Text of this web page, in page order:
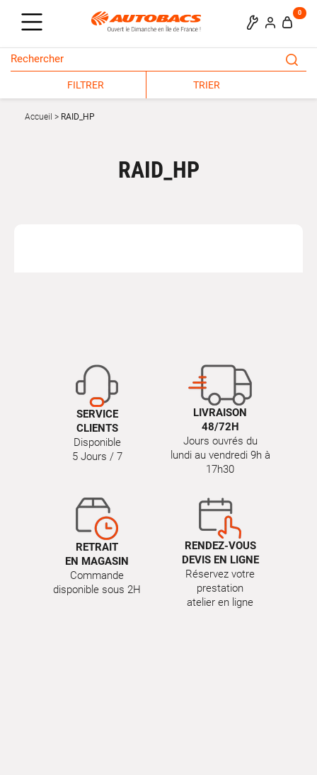
0
FILTRER TRIER
Accueil RAID_HP
RAID_HP
SERVICE
CLIENTS
Disponible
5 Jours / 7
LIVRAISON
48/72H
Jours ouvrés du
lundi au vendredi 9h à
17h30
RETRAIT
EN MAGASIN
Commande
disponible sous 2H
RENDEZ-VOUS
DEVIS EN LIGNE
Réservez votre
prestation
atelier en ligne